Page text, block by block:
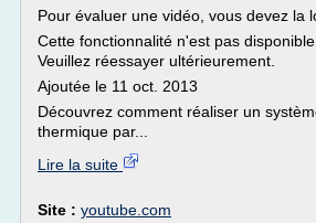
Pour évaluer une vidéo, vous devez la
Cette fonctionnalité n'est pas
Veuillez réessayer ultérieurement.
Ajoutée le 11 oct. 2013
Découvrez comment réaliser un
thermique par...
Lire la suite
Site : youtube.com